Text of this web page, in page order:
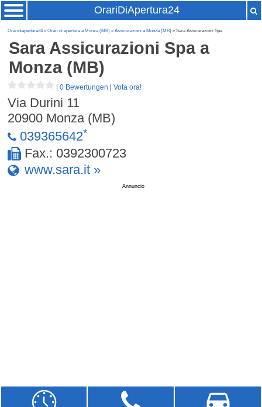
OrariDiApertura24
Oraridiapertura24»Orari di apertura a Monza (MB) »Assicurazioni a Monza (MB) » Sara Assicurazioni Spa
Sara Assicurazioni Spaa
Monza (MB)
|0 Bewertungen |Vota ora!
Via Durini 11
20900 Monza (MB)
039365642*
Fax.: 0392300723
www.sara.it »
Annuncio